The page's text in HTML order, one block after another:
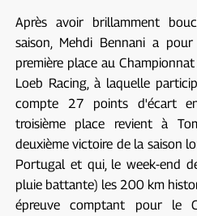
Après avoir brillamment
saison, Mehdi Bennani a
première place au
Loeb Racing, à laquelle
compte 27 points d'écart
troisième place revient à
deuxième victoire de la saison
Portugal et qui, le week-end
pluie battante) les 200 km
épreuve comptant pour le